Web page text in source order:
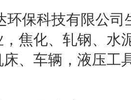
环保科技有限公司
，焦化、轧钢、水
、车辆，液压工